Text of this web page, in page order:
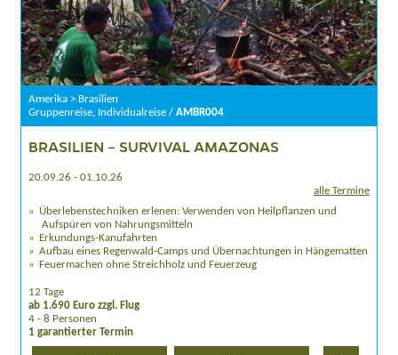
Amerika > Brasilien
Gruppenreise, Individualreise / AMBR004
BRASILIEN – SURVIVAL AMAZONAS
20.09.26 - 01.10.26
alle Termine
Überlebenstechniken erlenen: Verwenden von Heilpflanzen und
Aufspüren von Nahrungsmitteln
Erkundungs-Kanufahrten
Aufbau eines Regenwald-Camps und Übernachtungen in Hängematten
Feuermachen ohne Streichholz und Feuerzeug
12 Tage
ab 1.690 Euro zzgl. Flug
4 - 8 Personen
1 garantierter Termin